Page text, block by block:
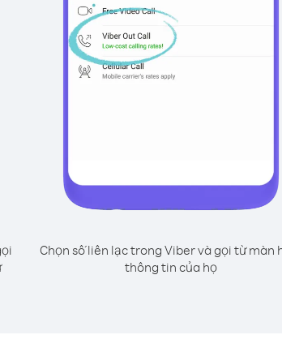
Chọn số liên lạc trong Viber và gọi từ màn
thông tin của họ